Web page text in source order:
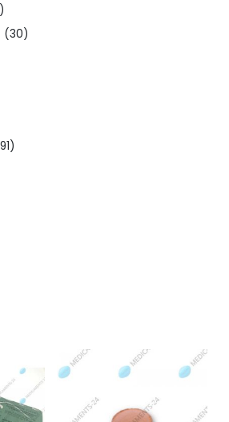
3
3030
9191